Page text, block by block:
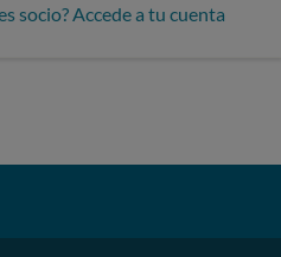
socio? Accede a tu cuenta